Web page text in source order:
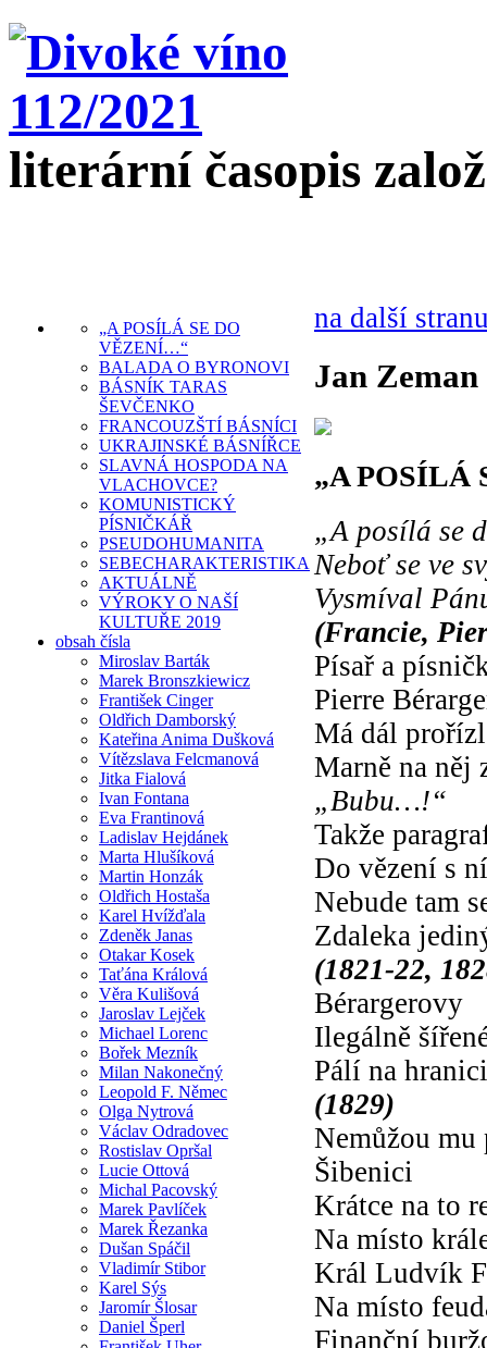
literární časopis
„A POSÍLÁ SE DO
VĚZENÍ…“
BALADA O BYRONOVI
BÁSNÍK TARAS
ŠEVČENKO
FRANCOUZŠTÍ BÁSNÍCI
UKRAJINSKÉ BÁSNÍŘCE
SLAVNÁ HOSPODA NA
VLACHOVCE?
KOMUNISTICKÝ
PÍSNIČKÁŘ
PSEUDOHUMANITA
SEBECHARAKTERISTIKA
AKTUÁLNĚ
VÝROKY O NAŠÍ
KULTUŘE 2019
obsah čísla
Miroslav Barták
Marek Bronszkiewicz
František Cinger
Oldřich Damborský
Kateřina Anima Dušková
Vítězslava Felcmanová
Jitka Fialová
Ivan Fontana
Eva Frantinová
Ladislav Hejdánek
Marta Hlušíková
Martin Honzák
Oldřich Hostaša
Karel Hvížďala
Zdeněk Janas
Otakar Kosek
Taťána Králová
Věra Kulišová
Jaroslav Lejček
Michael Lorenc
Bořek Mezník
Milan Nakonečný
Leopold F. Němec
Olga Nytrová
Václav Odradovec
Rostislav Opršal
Lucie Ottová
Michal Pacovský
Marek Pavlíček
Marek Řezanka
Dušan Spáčil
Vladimír Stibor
Karel Sýs
Jaromír Šlosar
Daniel Šperl
na další
Jan Zeman
„A POSÍLÁ
„A posílá se
Neboť se ve
Vysmíval
(Francie,
Písař a
Pierre
Má dál
Marně na něj
„Bubu…!“
Takže
Do vězení s
Nebude tam
Zdaleka
(1821-22,
Bérargerovy
Ilegálně
Pálí na hranici
(1829)
Nemůžou mu
Šibenici
Krátce na to
Na místo
Král Ludvík
Na místo
Finanční